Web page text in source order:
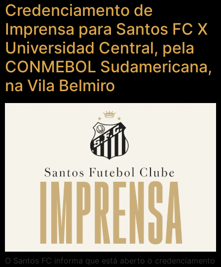
Credenciamento de
Imprensa para Santos FC X
Universidad Central, pela
CONMEBOL Sudamericana,
na Vila Belmiro
O Santos FC informa que está aberto o credenciamento